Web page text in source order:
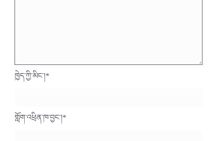
ཁྱེད་ཀྱི་མིང་།*
གློག་འཕྲིན་ཁ་བྱང་།*